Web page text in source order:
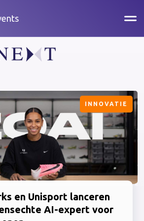
en Unisport lanceren
AI-expert voor
INNOVATIE